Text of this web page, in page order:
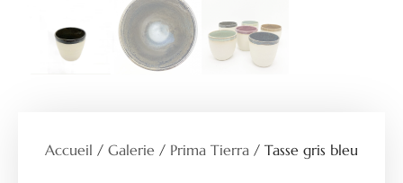
Accueil / Galerie / Prima Tierra / Tasse gris bleu